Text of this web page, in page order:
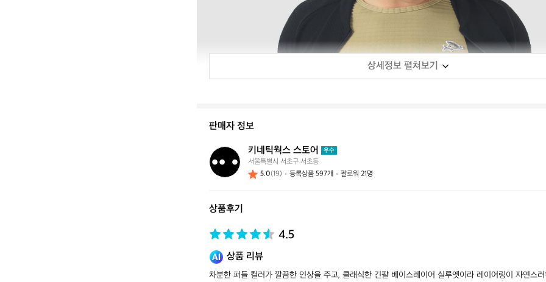
상세정보 펼쳐보기
판매자 정보
키
네
틱
스
어
키네틱웍스 스토어 우수
서울특별시 서초구 서초동
5.0(19) 등록상품 597개 팔로워 21명
상품후기
4.5
상품 리뷰
차분한 퍼들 컬러가 깔끔한 인상을 주고, 클래식한 긴팔 베이스레이어 실루엣이라 레이어링이 자연스